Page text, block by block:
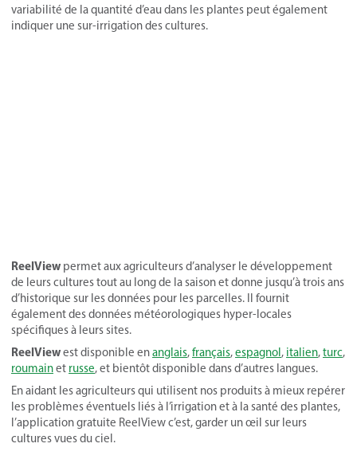
variabilité de la quantité d’eau dans les plantes peut également
indiquer une sur-irrigation des cultures.
ReelView permet aux agriculteurs d’analyser le développement
de leurs cultures tout au long de la saison et donne jusqu’à trois ans
d’historique sur les données pour les parcelles. Il fournit
également des données météorologiques hyper-locales
spécifiques à leurs sites.
ReelViewest disponible enanglais,français,espagnol, italien,turc,
roumainet russe, et bientôt disponible dans d’autres langues.
En aidant les agriculteurs qui utilisent nos produits à mieux repérer
les problèmes éventuels liés à l’irrigation et à la santé des plantes,
l’application gratuite ReelView c’est, garder un œil sur leurs
cultures vues du ciel.